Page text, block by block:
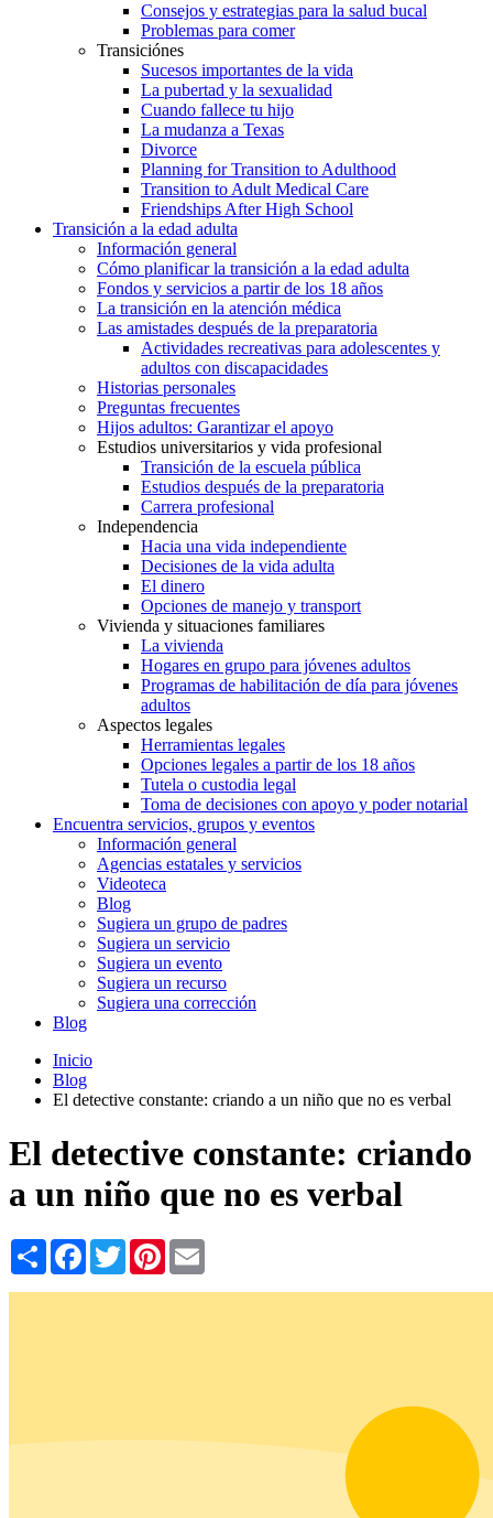
Consejos y estrategias para la salud bucal
Problemas para comer
Transiciónes
Sucesos importantes de la vida
La pubertad y la sexualidad
Cuando fallece tu hijo
La mudanza a Texas
Divorce
Planning for Transition to Adulthood
Transition to Adult Medical Care
Friendships After High School
Transición a la edad adulta
Información general
Cómo planificar la transición a la edad adulta
Fondos y servicios a partir de los 18 años
La transición en la atención médica
Las amistades después de la preparatoria
Actividades recreativas para adolescentes y
adultos con discapacidades
Historias personales
Preguntas frecuentes
Hijos adultos: Garantizar el apoyo
Estudios universitarios y vida profesional
Transición de la escuela pública
Estudios después de la preparatoria
Carrera profesional
Independencia
Hacia una vida independiente
Decisiones de la vida adulta
El dinero
Opciones de manejo y transport
Vivienda y situaciones familiares
La vivienda
Hogares en grupo para jóvenes adultos
Programas de habilitación de día para jóvenes
adultos
Aspectos legales
Herramientas legales
Opciones legales a partir de los 18 años
Tutela o custodia legal
Toma de decisiones con apoyo y poder notarial
Encuentra servicios, grupos y eventos
Información general
Agencias estatales y servicios
Videoteca
Blog
Sugiera un grupo de padres
Sugiera un servicio
Sugiera un evento
Sugiera un recurso
Sugiera una corrección
Blog
Inicio
Blog
El detective constante: criando a un niño que no es verbal
El detective constante: criando
a un niño que no es verbal
Share Facebook
TwitterPinterest